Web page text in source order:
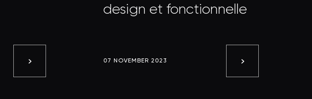
design et fonctionnelle
07 NOVEMBER 2023